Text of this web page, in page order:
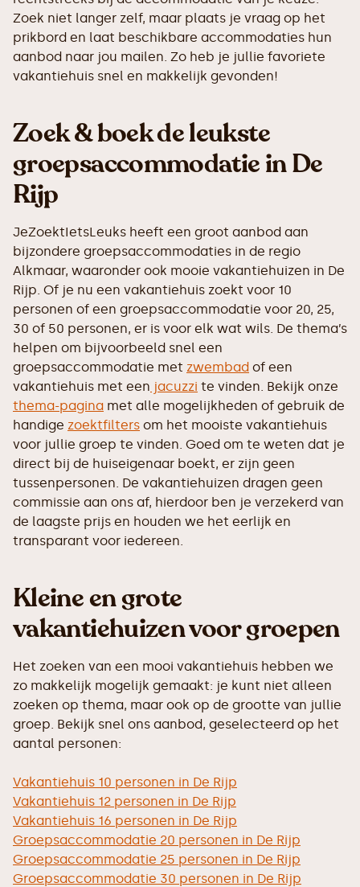
Zoek niet langer zelf, maar plaats je vraag op het
prikbord en laat beschikbare accommodaties hun
aanbod naar jou mailen. Zo heb je jullie favoriete
vakantiehuis snel en makkelijk gevonden!
Zoek & boek de leukste
groepsaccommodatie in De
Rijp
JeZoektIetsLeuks heeft een groot aanbod aan
bijzondere groepsaccommodaties in de regio
Alkmaar, waaronder ook mooie vakantiehuizen in De
Rijp. Of je nu een vakantiehuis zoekt voor 10
personen of een groepsaccommodatie voor 20, 25,
30 of 50 personen, er is voor elk wat wils. De thema’s
helpen om bijvoorbeeld snel een
groepsaccommodatie met zwembad of een
vakantiehuis met een jacuzzi te vinden. Bekijk onze
thema-pagina met alle mogelijkheden of gebruik de
handige zoektfilters om het mooiste vakantiehuis
voor jullie groep te vinden. Goed om te weten dat je
direct bij de huiseigenaar boekt, er zijn geen
tussenpersonen. De vakantiehuizen dragen geen
commissie aan ons af, hierdoor ben je verzekerd van
de laagste prijs en houden we het eerlijk en
transparant voor iedereen.
Kleine en grote
vakantiehuizen voor groepen
Het zoeken van een mooi vakantiehuis hebben we
zo makkelijk mogelijk gemaakt: je kunt niet alleen
zoeken op thema, maar ook op de grootte van jullie
groep. Bekijk snel ons aanbod, geselecteerd op het
aantal personen:
Vakantiehuis 10 personen in De Rijp
Vakantiehuis 12 personen in De Rijp
Vakantiehuis 16 personen in De Rijp
Groepsaccommodatie 20 personen in De Rijp
Groepsaccommodatie 25 personen in De Rijp
Groepsaccommodatie 30 personen in De Rijp